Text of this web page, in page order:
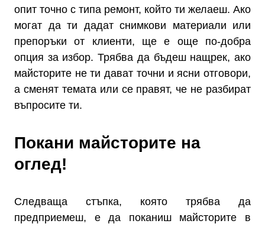
опит точно с типа ремонт, който ти желаеш. Ако
могат да ти дадат снимкови материали или
препоръки от клиенти, ще е още по-добра
опция за избор. Трябва да бъдеш нащрек, ако
майсторите не ти дават точни и ясни отговори,
а сменят темата или се правят, че не разбират
въпросите ти.
Покани майсторите на
оглед!
Следваща стъпка, която трябва да
предприемеш, е да поканиш майсторите в